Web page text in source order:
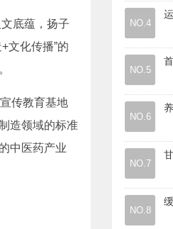
医疗资讯|
医疗资讯
医疗资讯|理
底蕴，扬子
文化传播”的
传教育基地
造领域的标准
中医药产业
NO.4
NO.5
NO.6
NO.7
NO.8